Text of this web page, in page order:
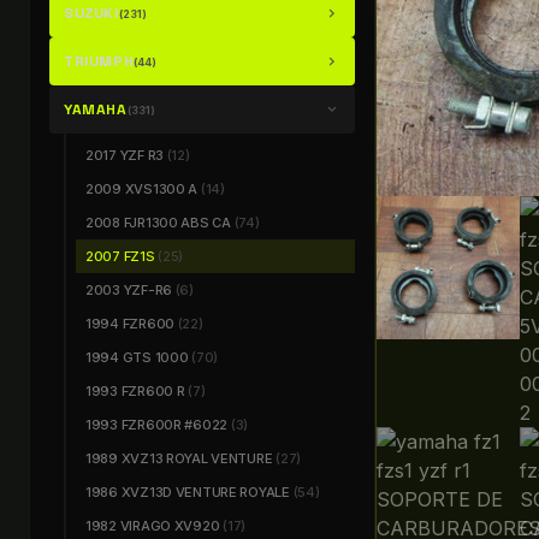
SUZUKI(231) chevron_right
TRIUMPH(44) chevron_right
YAMAHA(331) chevron_right
2017 YZF R3 (12)
2009 XVS1300 A (14)
2008 FJR1300 ABS CA (74)
2007 FZ1S (25)
2003 YZF-R6 (6)
1994 FZR600 (22)
1994 GTS 1000 (70)
1993 FZR600 R (7)
1993 FZR600R #6022 (3)
1989 XVZ13 ROYAL VENTURE (27)
1986 XVZ13D VENTURE ROYALE (54)
1982 VIRAGO XV920 (17)